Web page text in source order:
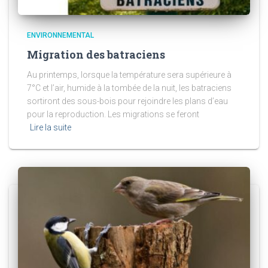
ENVIRONNEMENTAL
Migration des batraciens
Au printemps, lorsque la température sera supérieure à
7°C et l’air, humide à la tombée de la nuit, les batraciens
sortiront des sous-bois pour rejoindre les plans d’eau
pour la reproduction. Les migrations se feront
Lire la suite